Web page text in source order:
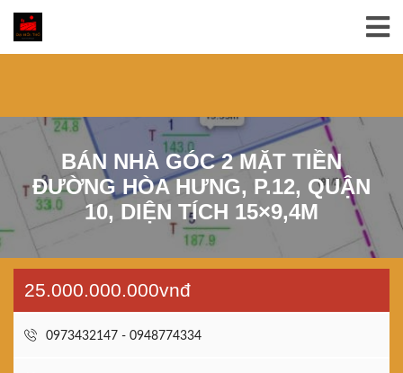
BÁN NHÀ GÓC 2 MẶT TIỀN
ĐƯỜNG HÒA HƯNG, P.12, QUẬN
10, DIỆN TÍCH 15×9,4M
25.000.000.000vnđ
0973432147 - 0948774334